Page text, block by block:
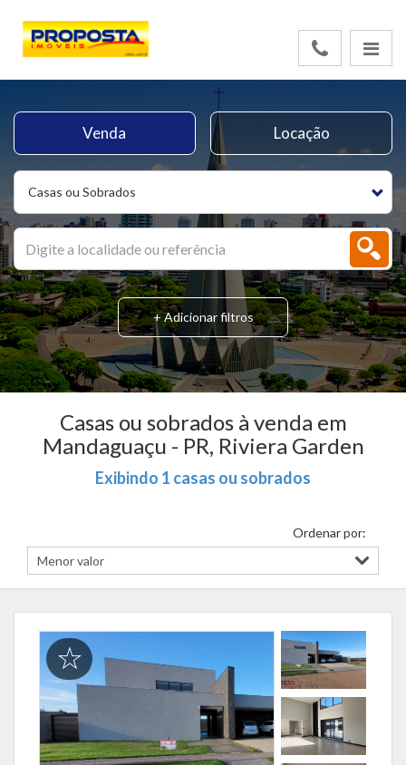
Casas ou Sobrados
Venda Locação
+ Adicionar filtros
Casas ou sobrados à venda em
Mandaguaçu - PR, Riviera Garden
Exibindo 1 casas ou sobrados
Ordenar por: